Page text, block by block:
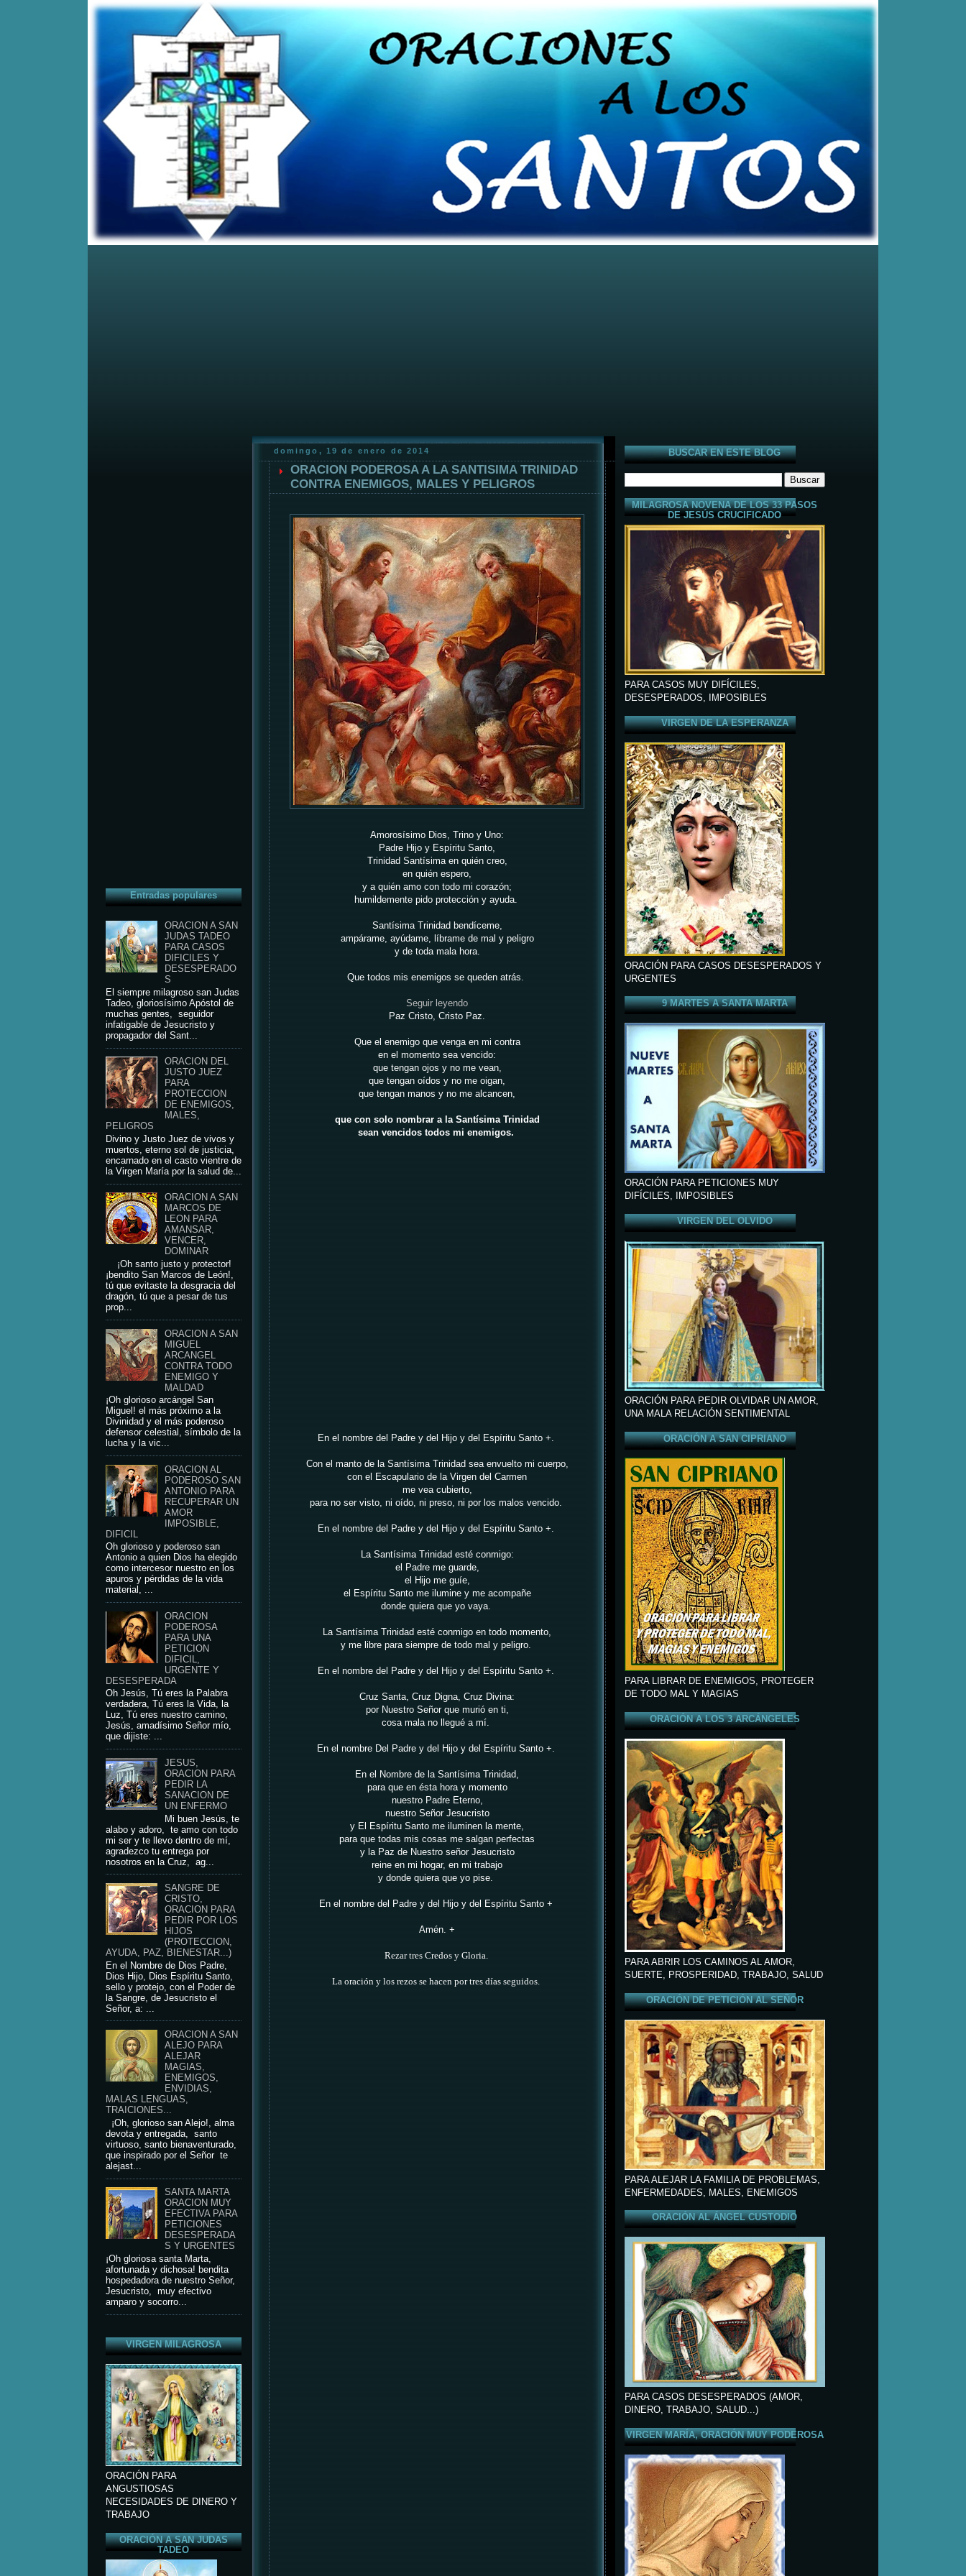
Home Posts RSS Comments RSS
Entradas populares
ORACION A SAN
JUDAS TADEO
PARA CASOS
DIFICILES Y
DESESPERADO
S
El siempre milagroso san Judas
Tadeo, gloriosísimo Apóstol de
muchas gentes, seguidor
infatigable de Jesucristo y
propagador del Sant...
ORACION DEL
JUSTO JUEZ
PARA
PROTECCION
DE ENEMIGOS,
MALES,
PELIGROS
Divino y Justo Juez de vivos y
muertos, eterno sol de justicia,
encarnado en el casto vientre de
la Virgen María por la salud de...
ORACION A SAN
MARCOS DE
LEON PARA
AMANSAR,
VENCER,
DOMINAR
¡Oh santo justo y protector!
¡bendito San Marcos de León!,
tú que evitaste la desgracia del
dragón, tú que a pesar de tus
prop...
ORACION A SAN
MIGUEL
ARCANGEL
CONTRA TODO
ENEMIGO Y
MALDAD
¡Oh glorioso arcángel San
Miguel! el más próximo a la
Divinidad y el más poderoso
defensor celestial, símbolo de la
lucha y la vic...
ORACION AL
PODEROSO SAN
ANTONIO PARA
RECUPERAR UN
AMOR
IMPOSIBLE,
DIFICIL
Oh glorioso y poderoso san
Antonio a quien Dios ha elegido
como intercesor nuestro en los
apuros y pérdidas de la vida
material, ...
ORACION
PODEROSA
PARA UNA
PETICION
DIFICIL,
URGENTE Y
DESESPERADA
Oh Jesús, Tú eres la Palabra
verdadera, Tú eres la Vida, la
Luz, Tú eres nuestro camino,
Jesús, amadísimo Señor mío,
que dijiste: ...
JESUS,
ORACION PARA
PEDIR LA
SANACION DE
UN ENFERMO
Mi buen Jesús, te
alabo y adoro, te amo con todo
mi ser y te llevo dentro de mí,
agradezco tu entrega por
nosotros en la Cruz, ag...
SANGRE DE
CRISTO,
ORACION PARA
PEDIR POR LOS
HIJOS
(PROTECCION,
AYUDA, PAZ, BIENESTAR...)
En el Nombre de Dios Padre,
Dios Hijo, Dios Espíritu Santo,
sello y protejo, con el Poder de
la Sangre, de Jesucristo el
Señor, a: ...
ORACION A SAN
ALEJO PARA
ALEJAR
MAGIAS,
ENEMIGOS,
ENVIDIAS,
MALAS LENGUAS,
TRAICIONES...
¡Oh, glorioso san Alejo!, alma
devota y entregada, santo
virtuoso, santo bienaventurado,
que inspirado por el Señor te
alejast...
SANTA MARTA
ORACION MUY
EFECTIVA PARA
PETICIONES
DESESPERADA
S Y URGENTES
¡Oh gloriosa santa Marta,
afortunada y dichosa! bendita
hospedadora de nuestro Señor,
Jesucristo, muy efectivo
amparo y socorro...
VIRGEN MILAGROSA
ORACIÓN PARA
ANGUSTIOSAS
NECESIDADES DE DINERO Y
TRABAJO
ORACIÓN A SAN JUDAS
TADEO
domingo, 19 de enero de 2014
ORACION PODEROSA A LA SANTISIMA TRINIDAD
CONTRA ENEMIGOS, MALES Y PELIGROS
Amorosísimo Dios, Trino y Uno:
Padre Hijo y Espíritu Santo,
Trinidad Santísima en quién creo,
en quién espero,
y a quién amo con todo mi corazón;
humildemente pido protección y ayuda.
Santísima Trinidad bendíceme,
ampárame, ayúdame, líbrame de mal y peligro
y de toda mala hora.
Que todos mis enemigos se queden atrás.
Seguir leyendo
Paz Cristo, Cristo Paz.
Que el enemigo que venga en mi contra
en el momento sea vencido:
que tengan ojos y no me vean,
que tengan oídos y no me oigan,
que tengan manos y no me alcancen,
que con solo nombrar a la Santísima Trinidad
sean vencidos todos mi enemigos.
En el nombre del Padre y del Hijo y del Espíritu Santo +.
Con el manto de la Santísima Trinidad sea envuelto mi cuerpo,
con el Escapulario de la Virgen del Carmen
me vea cubierto,
para no ser visto, ni oído, ni preso, ni por los malos vencido.
En el nombre del Padre y del Hijo y del Espíritu Santo +.
La Santísima Trinidad esté conmigo:
el Padre me guarde,
el Hijo me guíe,
el Espíritu Santo me ilumine y me acompañe
donde quiera que yo vaya.
La Santísima Trinidad esté conmigo en todo momento,
y me libre para siempre de todo mal y peligro.
En el nombre del Padre y del Hijo y del Espíritu Santo +.
Cruz Santa, Cruz Digna, Cruz Divina:
por Nuestro Señor que murió en ti,
cosa mala no llegué a mí.
En el nombre Del Padre y del Hijo y del Espíritu Santo +.
En el Nombre de la Santísima Trinidad,
para que en ésta hora y momento
nuestro Padre Eterno,
nuestro Señor Jesucristo
y El Espíritu Santo me iluminen la mente,
para que todas mis cosas me salgan perfectas
y la Paz de Nuestro señor Jesucristo
reine en mi hogar, en mi trabajo
y donde quiera que yo pise.
En el nombre del Padre y del Hijo y del Espíritu Santo +
Amén. +
Rezar tres Credos y Gloria.
La oración y los rezos se hacen por tres días seguidos.
BUSCAR EN ESTE BLOG
MILAGROSA NOVENA DE LOS 33 PASOS
DE JESÚS CRUCIFICADO
PARA CASOS MUY DIFÍCILES,
DESESPERADOS, IMPOSIBLES
VIRGEN DE LA ESPERANZA
ORACIÓN PARA CASOS DESESPERADOS Y
URGENTES
9 MARTES A SANTA MARTA
ORACIÓN PARA PETICIONES MUY
DIFÍCILES, IMPOSIBLES
VIRGEN DEL OLVIDO
ORACIÓN PARA PEDIR OLVIDAR UN AMOR,
UNA MALA RELACIÓN SENTIMENTAL
ORACIÓN A SAN CIPRIANO
PARA LIBRAR DE ENEMIGOS, PROTEGER
DE TODO MAL Y MAGIAS
ORACIÓN A LOS 3 ARCÁNGELES
PARA ABRIR LOS CAMINOS AL AMOR,
SUERTE, PROSPERIDAD, TRABAJO, SALUD
ORACIÓN DE PETICIÓN AL SEÑOR
PARA ALEJAR LA FAMILIA DE PROBLEMAS,
ENFERMEDADES, MALES, ENEMIGOS
ORACIÓN AL ÁNGEL CUSTODIO
PARA CASOS DESESPERADOS (AMOR,
DINERO, TRABAJO, SALUD...)
VIRGEN MARÍA, ORACIÓN MUY PODEROSA